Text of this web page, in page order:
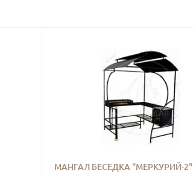
МАНГАЛ БЕСЕДКА "МЕРКУРИЙ-2"